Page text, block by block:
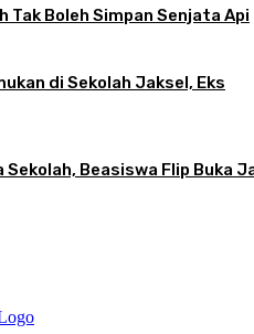
Tak Boleh Simpan Senjata Api
di Sekolah Jaksel, Eks
Sekolah, Beasiswa Flip Buka